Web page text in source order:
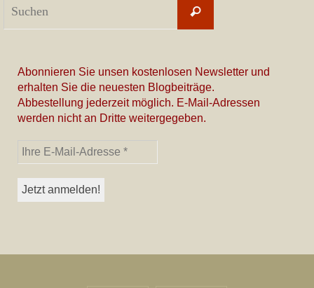
Suchen
Abonnieren Sie unsen kostenlosen Newsletter und
erhalten Sie die neuesten Blogbeiträge.
Abbestellung jederzeit möglich. E-Mail-Adressen
werden nicht an Dritte weitergegeben.